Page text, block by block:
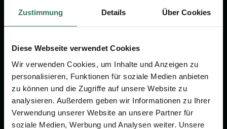
Zustimmung Details Über Cookies
Diese Webseite verwendet Cookies
Wir verwenden Cookies, um Inhalte und Anzeigen zu
personalisieren, Funktionen für soziale Medien anbieten
zu können und die Zugriffe auf unsere Website zu
analysieren. Außerdem geben wir Informationen zu Ihrer
Verwendung unserer Website an unsere Partner für
soziale Medien, Werbung und Analysen weiter. Unsere
Wir sind Ihr Ansprechpartner rund
Vorsorge.
Jetzt beraten lassen
FÜR SIE
FÜR BESTATTER